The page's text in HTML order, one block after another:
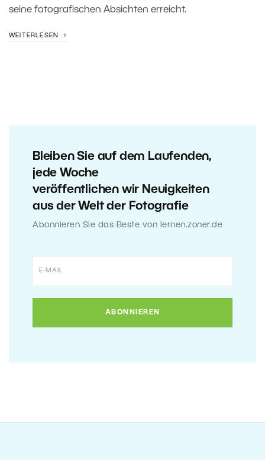
seine fotografischen Absichten erreicht.
WEITERLESEN
Bleiben Sie auf dem Laufenden,
jede Woche
veröffentlichen wir Neuigkeiten
aus der Welt der Fotografie
Abonnieren Sie das Beste von lernen.zoner.de